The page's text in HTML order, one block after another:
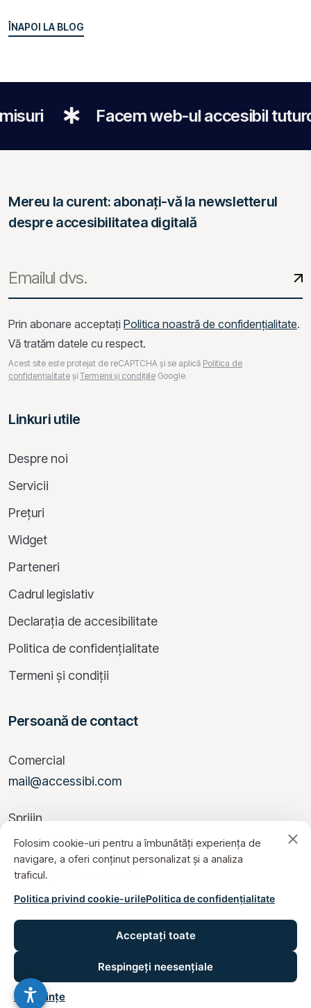
Folosim cookie-uri pentru a îmbunătăți experiența de
navigare, a oferi conținut personalizat și a analiza
traficul.
Politica privind cookie-urilePolitica de confidențialitate
Acceptați toate
Respingeți neesențiale
Preferințe
ÎNAPOI LA BLOG
ÎNAPOI LA BLOG
Facem web-ul accesibil tuturor
Mereu la curent: abonați-vă la newsletterul
despre accesibilitatea digitală
Prin abonare acceptați Politica noastră de confidențialitate.
Vă tratăm datele cu respect.
Acest site este protejat de reCAPTCHA și se aplică Politica de
confidențialitate și Termenii și condițiile Google.
Linkuri utile
Despre noi
Servicii
Prețuri
Widget
Parteneri
Cadrul legislativ
Declarația de accesibilitate
Politica de confidențialitate
Termeni și condiții
Persoană de contact
Comercial
mail@accessibi.com
Sprijin
help@accessibi.com
Accesați Suite Accessibi
© 2026 Accessibi · TVA 04598080168 – Toate prețurile menționate nu includ
TVA, care se adaugă conform cotei în vigoare.